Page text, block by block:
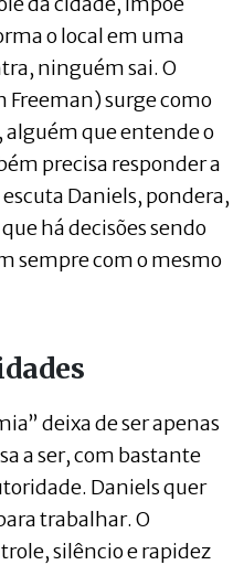
o local em uma
ninguém sai. O
Freeman) surge como
que entende o
precisa responder a
Daniels, pondera,
há decisões sendo
sempre com o mesmo
deixa de ser apenas
a ser, com bastante
Daniels quer
trabalhar. O
silêncio e rapidez